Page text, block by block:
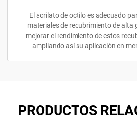
El acrilato de octilo es adecuado
materiales de recubrimiento de alta
mejorar el rendimiento de estos
ampliando así su aplicación en
PRODUCTOS